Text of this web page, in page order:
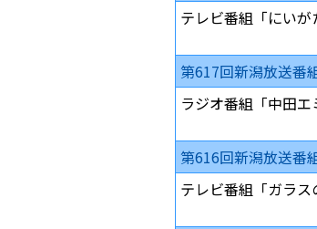
テレビ番組「にいが
第617回新潟放送番
ラジオ番組「中田エ
第616回新潟放送番
テレビ番組「ガラ